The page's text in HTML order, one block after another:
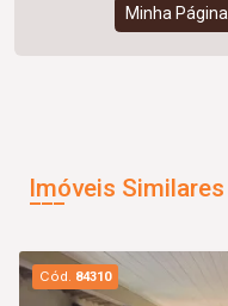
Minha Página
Imóveis Similares
Cód. 84310